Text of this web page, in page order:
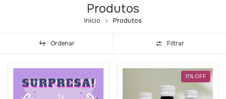
Produtos
Início Produtos
Ordenar Filtrar
11% OFF